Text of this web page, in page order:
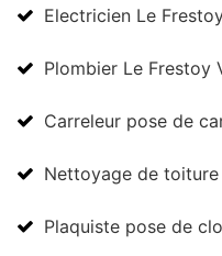
Electricien Le
Plombier Le Frestoy
Carreleur pose de
Nettoyage de toiture
Plaquiste pose de